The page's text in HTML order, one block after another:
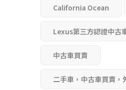
California Ocean
Lexus第三方認證中古
中古車買賣
二手車，中古車買賣，